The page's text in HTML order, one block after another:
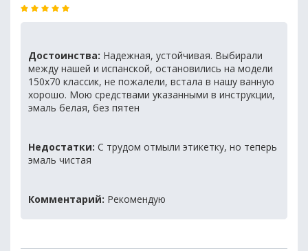
Достоинства: Надежная, устойчивая. Выбирали
между нашей и испанской, остановились на модели
150х70 классик, не пожалели, встала в нашу ванную
хорошо. Мою средствами указанными в инструкции,
эмаль белая, без пятен
Недостатки: С трудом отмыли этикетку, но теперь
эмаль чистая
Комментарий: Рекомендую